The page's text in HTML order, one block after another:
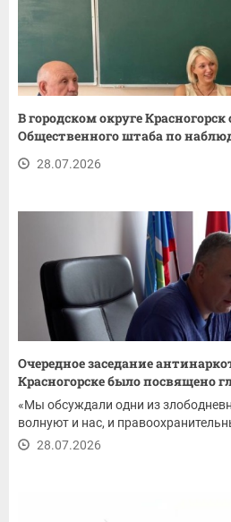
В городском округе Красногорск
Общественного штаба по
28.07.2026
Очередное заседание
Красногорске было посвящено
«Мы обсуждали одни из
волнуют и нас, и
28.07.2026